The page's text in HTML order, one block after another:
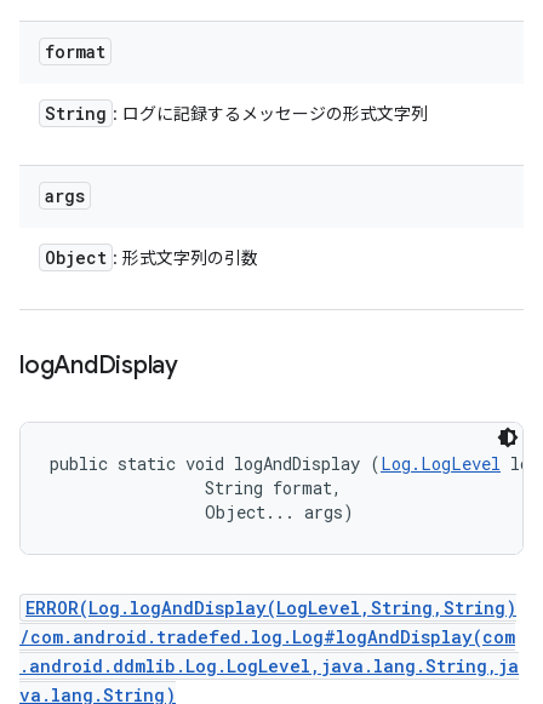
format
String : ログに記録するメッセージの形式文字列
args
Object : 形式文字列の引数
logAndDisplay
public static void logAndDisplay (Log.LogLevel
                String format,
                Object... args)
ERROR(Log.logAndDisplay(LogLevel,String,String)
/com.android.tradefed.log.Log#logAndDisplay(com
.android.ddmlib.Log.LogLevel,java.lang.String,ja
va.lang.String)